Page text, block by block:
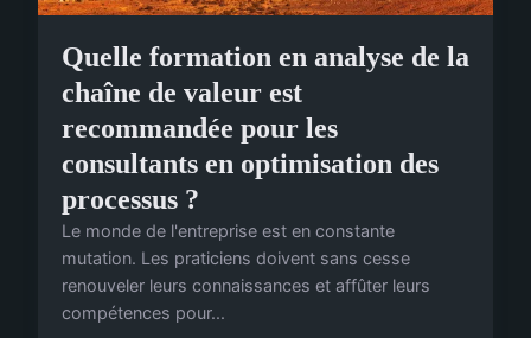
Quelle formation en analyse de la
chaîne de valeur est
recommandée pour les
consultants en optimisation des
processus ?
Le monde de l'entreprise est en constante
mutation. Les praticiens doivent sans cesse
renouveler leurs connaissances et affûter leurs
compétences pour...